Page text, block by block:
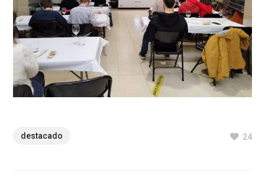
destacado 24